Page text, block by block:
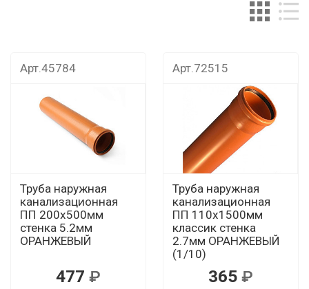
Арт.45784
Труба наружная
канализационная
ПП 200х500мм
стенка 5.2мм
ОРАНЖЕВЫЙ
477
Арт.72515
Труба наружная
канализационная
ПП 110х1500мм
классик стенка
2.7мм ОРАНЖЕВЫЙ
(1/10)
365